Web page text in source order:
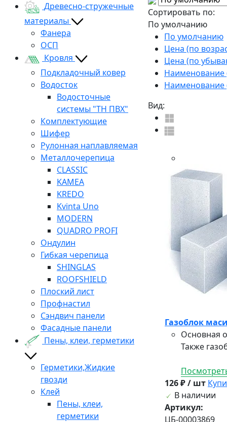
Древесно-стружечные
материалы
Фанера
ОСП
Кровля
Подкладочный ковер
Водосток
Водосточные
системы "ТН ПВХ"
Комплектующие
Шифер
Рулонная наплавляемая
Металлочерепица
CLASSIC
KAMEA
KREDO
Kvinta Uno
MODERN
QUADRO PROFI
Ондулин
Гибкая черепица
SHINGLAS
ROOFSHIELD
Плоский лист
Профнастил
Сэндвич панели
Фасадные панели
Пены, клеи, герметики
Герметики,Жидкие
гвозди
Клей
Пены, клеи,
герметики
Сортировать по:
По умолчанию
По умолчанию
Цена (по
Цена (по
Наименование
Наименование
Вид:
Газоблок
Основная
Также
126 ₽ / шт
В наличии
Артикул:
ЦБ-00003869